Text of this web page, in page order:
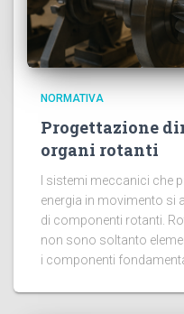
NORMATIVA
Progettazione
organi rotanti
I sistemi meccanici che
energia in movimento si
di componenti rotanti.
non sono soltanto
i componenti